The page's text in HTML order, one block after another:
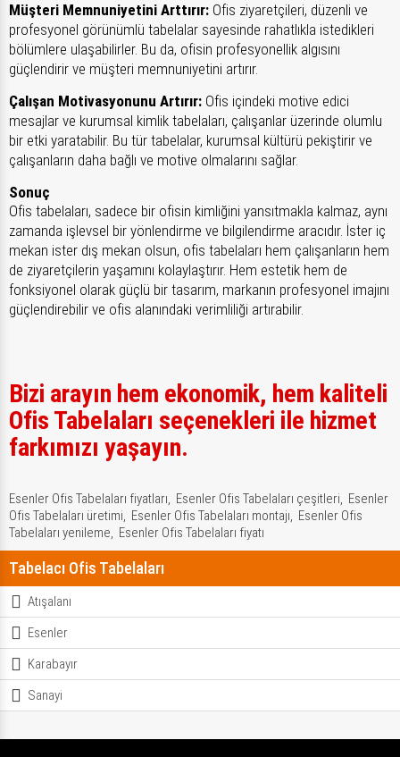
Müşteri Memnuniyetini Arttırır: Ofis ziyaretçileri, düzenli ve
profesyonel görünümlü tabelalar sayesinde rahatlıkla istedikleri
bölümlere ulaşabilirler. Bu da, ofisin profesyonellik algısını
güçlendirir ve müşteri memnuniyetini artırır.
Çalışan Motivasyonunu Artırır: Ofis içindeki motive edici
mesajlar ve kurumsal kimlik tabelaları, çalışanlar üzerinde olumlu
bir etki yaratabilir. Bu tür tabelalar, kurumsal kültürü pekiştirir ve
çalışanların daha bağlı ve motive olmalarını sağlar.
Sonuç
Ofis tabelaları, sadece bir ofisin kimliğini yansıtmakla kalmaz, aynı
zamanda işlevsel bir yönlendirme ve bilgilendirme aracıdır. İster iç
mekan ister dış mekan olsun, ofis tabelaları hem çalışanların hem
de ziyaretçilerin yaşamını kolaylaştırır. Hem estetik hem de
fonksiyonel olarak güçlü bir tasarım, markanın profesyonel imajını
güçlendirebilir ve ofis alanındaki verimliliği artırabilir.
Bizi arayın hem ekonomik, hem kaliteli
Ofis Tabelaları seçenekleri ile hizmet
farkımızı yaşayın.
Esenler Ofis Tabelaları fiyatları, Esenler Ofis Tabelaları çeşitleri, Esenler
Ofis Tabelaları üretimi, Esenler Ofis Tabelaları montajı, Esenler Ofis
Tabelaları yenileme, Esenler Ofis Tabelaları fiyatı
Tabelacı Ofis Tabelaları
Atışalanı
Esenler
Karabayır
Sanayi